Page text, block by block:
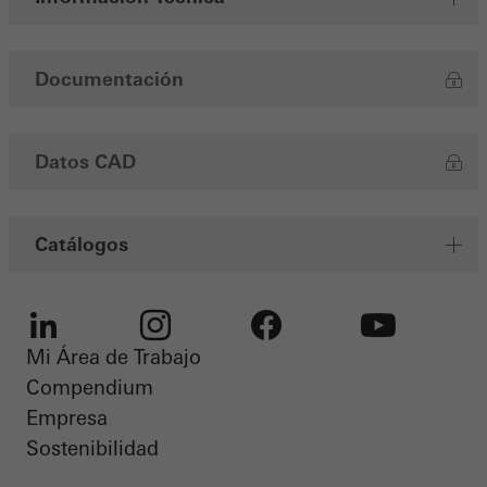
Documentación
Datos CAD
Catálogos
LinkedIn Instagram
Mi Área de Trabajo
Compendium
Empresa
Sostenibilidad